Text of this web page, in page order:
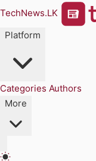
TechNews.LK
Platform
Categories Authors
More